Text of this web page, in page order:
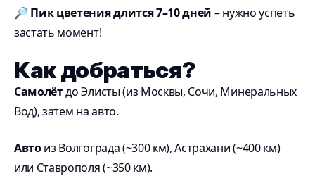
🔎 Пик цветения длится 7–10 дней – нужно успеть
застать момент!
Как добраться?
Самолётдо Элисты (из Москвы, Сочи, Минеральных
Вод), затем на авто.
Автоиз Волгограда (~300 км), Астрахани (~400 км)
или Ставрополя (~350 км).